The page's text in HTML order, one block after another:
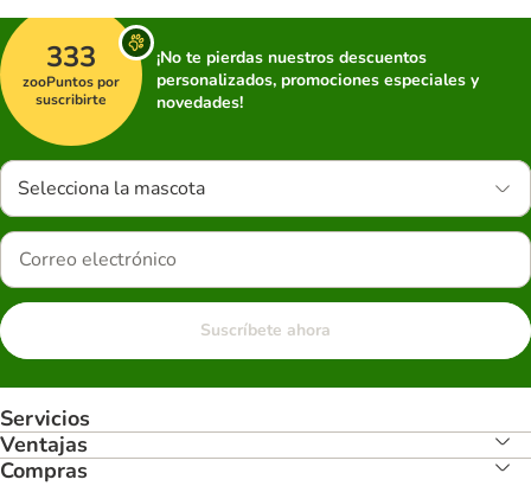
333
zooPuntos por
suscribirte
¡No te pierdas nuestros descuentos
personalizados, promociones especiales y
novedades!
Selecciona la mascota
Suscríbete ahora
Servicios
Ventajas
Compras